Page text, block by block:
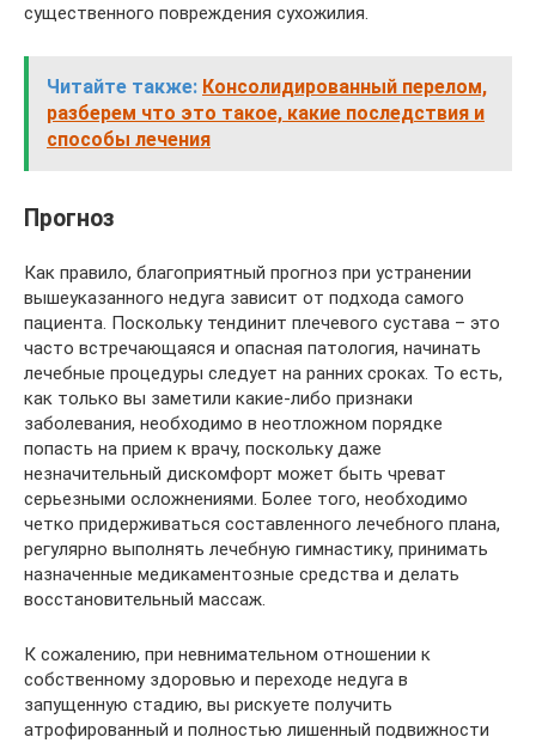
существенного повреждения сухожилия.
Читайте также: Консолидированный перелом,
разберем что это такое, какие последствия и
способы лечения
Прогноз
Как правило, благоприятный прогноз при устранении
вышеуказанного недуга зависит от подхода самого
пациента. Поскольку тендинит плечевого сустава – это
часто встречающаяся и опасная патология, начинать
лечебные процедуры следует на ранних сроках. То есть,
как только вы заметили какие-либо признаки
заболевания, необходимо в неотложном порядке
попасть на прием к врачу, поскольку даже
незначительный дискомфорт может быть чреват
серьезными осложнениями. Более того, необходимо
четко придерживаться составленного лечебного плана,
регулярно выполнять лечебную гимнастику, принимать
назначенные медикаментозные средства и делать
восстановительный массаж.
К сожалению, при невнимательном отношении к
собственному здоровью и переходе недуга в
запущенную стадию, вы рискуете получить
атрофированный и полностью лишенный подвижности